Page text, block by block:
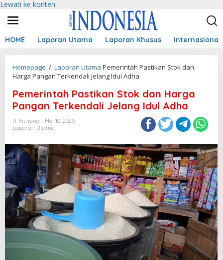
Lewati ke konten
HOME Laporan Utama Laporan Khusus Internasional
Homepage / Laporan Utama Pemerintah Pastikan Stok dan
Harga Pangan Terkendali Jelang Idul Adha
Pemerintah Pastikan Stok dan Harga
Pangan Terkendali Jelang Idul Adha
R. Fitriana
Mei 10, 2025
Laporan Utama